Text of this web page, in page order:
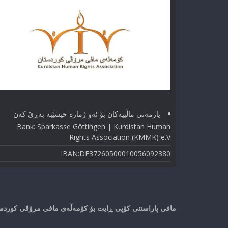
یارمەتی ماڵییەکان بۆ ئەو ژماره حیسێبە بەڕێ کەن
Bank: Sparkasse Göttingen | Kurdistan Human
Rights Association (KMMK) e.V
IBAN:DE37260500010056092380
مافی پاراستنی کۆپی ڕایت بۆ کۆمەڵەی مافی مرۆڤی